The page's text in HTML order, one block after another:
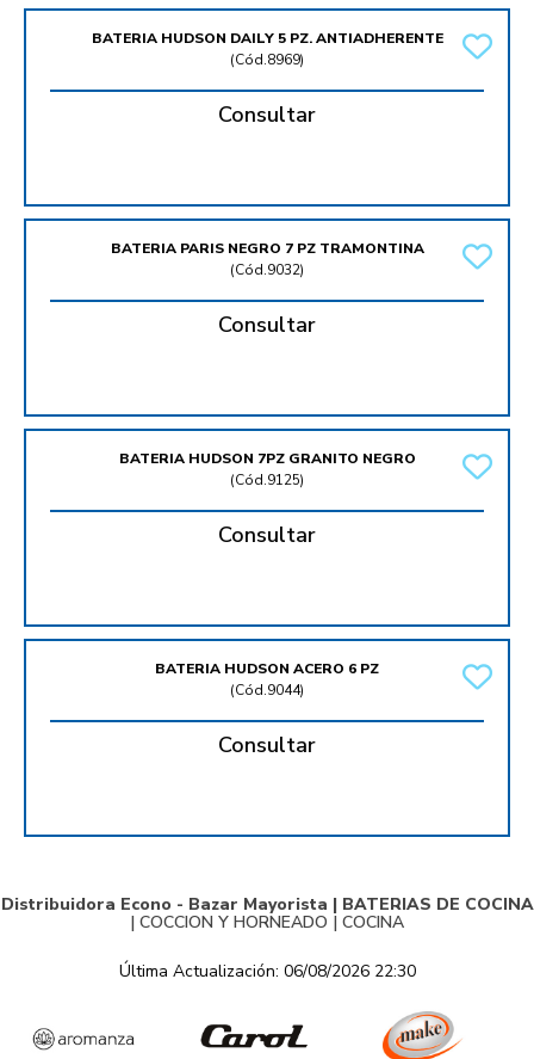
BATERIA HUDSON DAILY 5 PZ. ANTIADHERENTE
(Cód.8969)
Consultar
BATERIA PARIS NEGRO 7 PZ TRAMONTINA
(Cód.9032)
Consultar
BATERIA HUDSON 7PZ GRANITO NEGRO
(Cód.9125)
Consultar
BATERIA HUDSON ACERO 6 PZ
(Cód.9044)
Consultar
Distribuidora Econo - Bazar Mayorista | BATERIAS DE COCINA
| COCCION Y HORNEADO | COCINA
Última Actualización: 06/08/2026 22:30